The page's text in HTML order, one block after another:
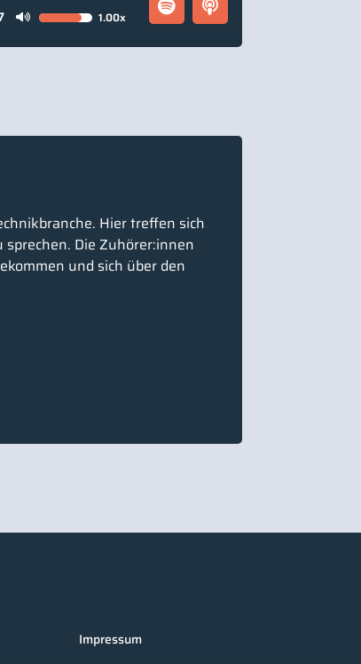
Pfeiltasten
Hoch/Runter
1.00x
Hier treffen sich
Die Zuhörer:innen
und sich über den
Impressum